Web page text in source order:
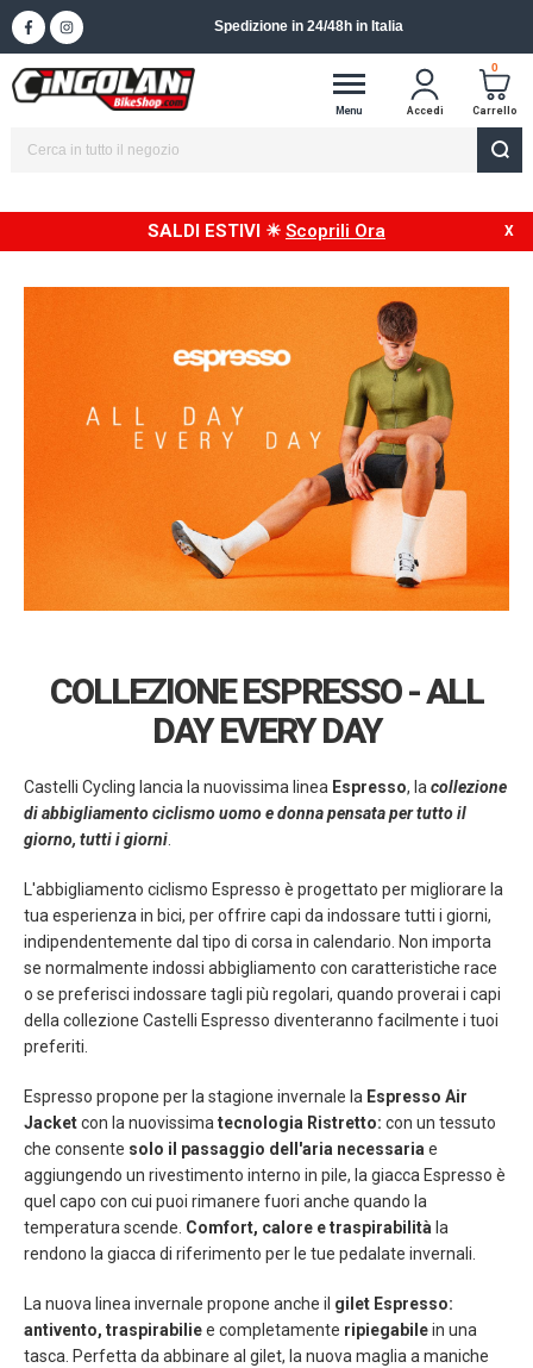
Menu Accedi
0
Carrello
SALDI ESTIVI ☀ Scoprili Ora
COLLEZIONE ESPRESSO - ALL
DAY EVERY DAY
Castelli Cycling lancia la nuovissima linea Espresso, la collezione
di abbigliamento ciclismo uomo e donna pensata per tutto il
giorno, tutti i giorni
L'abbigliamento ciclismo Espresso è progettato per migliorare la
tua esperienza in bici, per offrire capi da indossare tutti i giorni,
indipendentemente dal tipo di corsa in calendario. Non importa
se normalmente indossi abbigliamento con caratteristiche race
o se preferisci indossare tagli più regolari, quando proverai i capi
della collezione Castelli Espresso diventeranno facilmente i tuoi
preferiti.
Espresso propone per la stagione invernale la Espresso Air
Jacketcon la nuovissima tecnologia Ristretto: con un tessuto
che consente solo il passaggio dell'aria necessaria e
aggiungendo un rivestimento interno in pile, la giacca Espresso è
quel capo con cui puoi rimanere fuori anche quando la
temperatura scende. Comfort, calore e traspirabilità la
rendono la giacca di riferimento per le tue pedalate invernali.
La nuova linea invernale propone anche il gilet Espresso:
antivento, traspirabiliee completamente ripiegabilein una
tasca. Perfetta da abbinare al gilet, la nuova maglia a maniche